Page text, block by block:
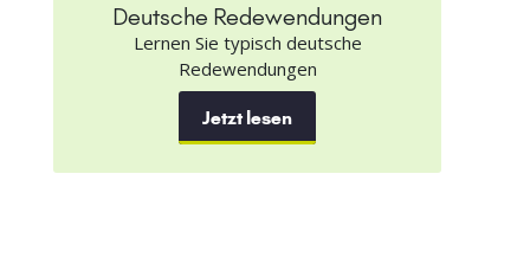
Deutsche Redewendungen
Lernen Sie typisch deutsche
Redewendungen
Jetzt lesen